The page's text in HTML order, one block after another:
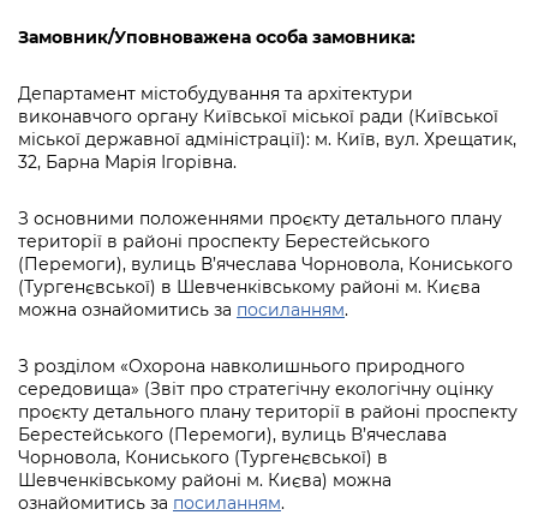
Замовник/Уповноважена особа замовника:
Департамент містобудування та архітектури
виконавчого органу Київської міської ради (Київської
міської державної адміністрації): м. Київ, вул. Хрещатик,
32, Барна Марія Ігорівна.
З основними положеннями проєкту детального плану
території в районі проспекту Берестейського
(Перемоги), вулиць В’ячеслава Чорновола, Кониського
(Тургенєвської) в Шевченківському районі м. Києва
можна ознайомитись за посиланням.
З розділом «Охорона навколишнього природного
середовища» (Звіт про стратегічну екологічну оцінку
проєкту детального плану території в районі проспекту
Берестейського (Перемоги), вулиць В’ячеслава
Чорновола, Кониського (Тургенєвської) в
Шевченківському районі м. Києва) можна
ознайомитись за посиланням.